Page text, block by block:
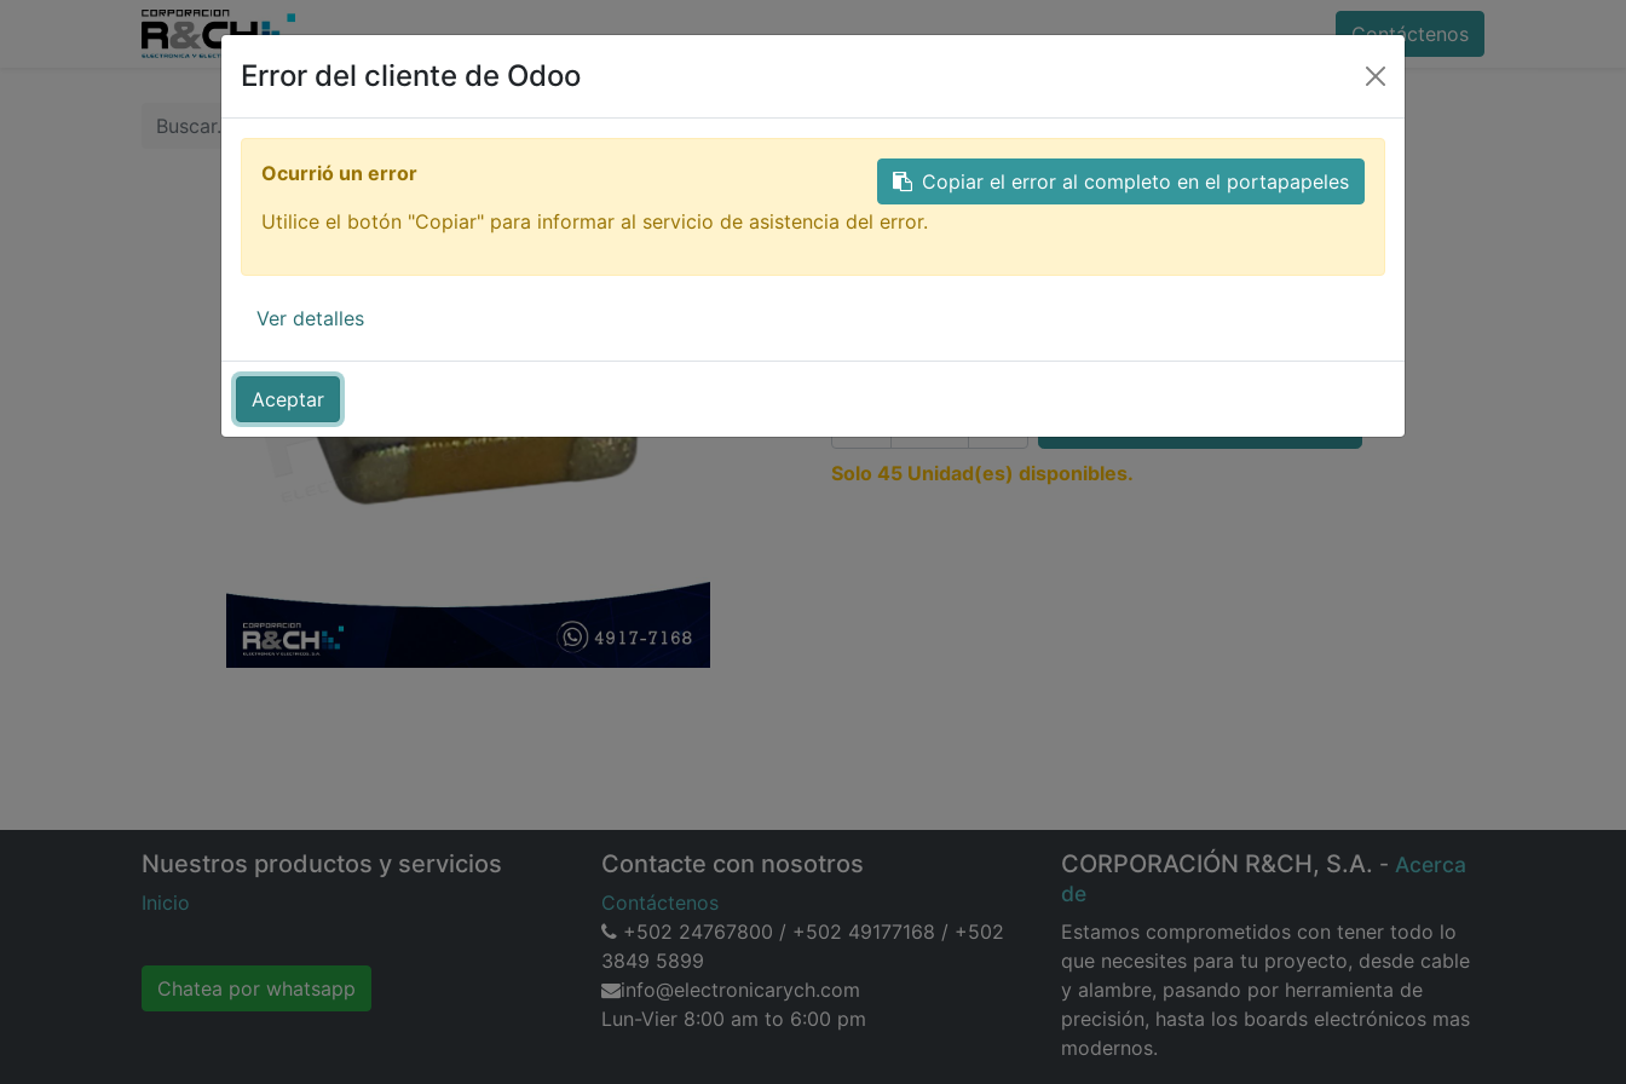
Inicio Tienda Tutoriales Contacto Contáctenos
GTQ
Todos los productos
C0805-100n Capacitor cerámico 100nF 25V SMD
C0805-100n Capacitor cerámico
100nF 25V SMD
Solo 45 Unidad(es) disponibles.
Nuestros productos y servicios
Inicio
Chatea por whatsapp
Contacte con nosotros
Contáctenos
+502 24767800 / +502 49177168 / +502
3849 5899
info@electronicarych.com
Lun-Vier 8:00 am to 6:00 pm
CORPORACIÓN R&CH, S.A. - Acerca
de
Estamos comprometidos con tener todo lo
que necesites para tu proyecto, desde cable
y alambre, pasando por herramienta de
precisión, hasta los boards electrónicos mas
modernos.
Error del cliente de Odoo
Aceptar
Copiar el error al completo en el portapapeles
Ocurrió un error
Utilice el botón "Copiar" para informar al servicio de asistencia del error.
Ver detalles